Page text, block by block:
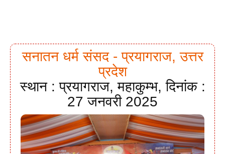
सनातन धर्म संसद - प्रयागराज, उत्तर
प्रदेश
स्थान : प्रयागराज, महाकुम्भ, दिनांक :
27 जनवरी 2025